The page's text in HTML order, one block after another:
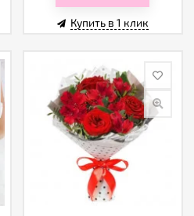
Купить в 1 клик